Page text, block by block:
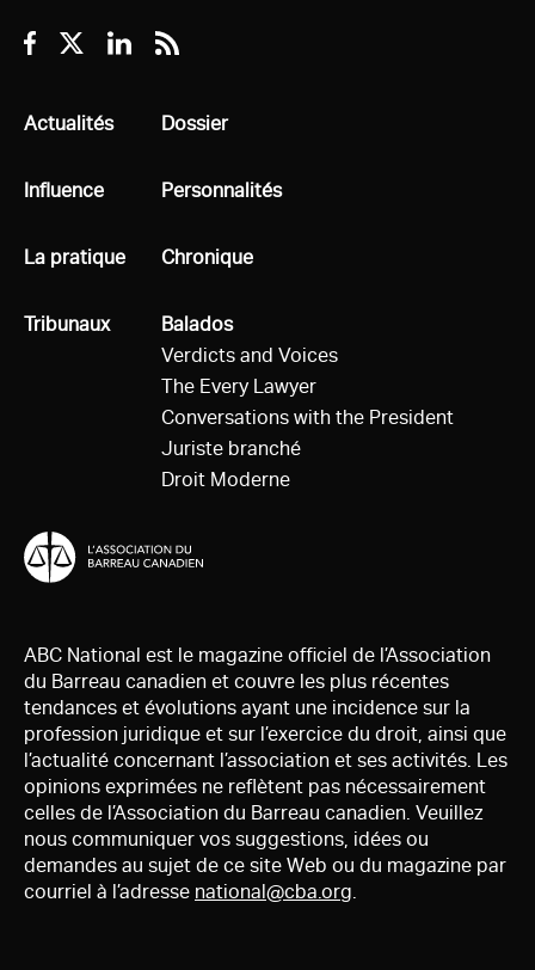
Facebook
TwitterLinkedin
RSS
Tous
Actualités
Tous
Influence
Tous
La pratique
Tous
Tribunaux
Tous
Dossier
Tous
Personnalités
Tous
Chronique
Tous
Balados
Verdicts and Voices
The Every Lawyer
Conversations with the President
Juriste branché
Droit Moderne
ABC National est le magazine officiel de l’Association
du Barreau canadien et couvre les plus récentes
tendances et évolutions ayant une incidence sur la
profession juridique et sur l’exercice du droit, ainsi que
l’actualité concernant l’association et ses activités. Les
opinions exprimées ne reflètent pas nécessairement
celles de l’Association du Barreau canadien. Veuillez
nous communiquer vos suggestions, idées ou
demandes au sujet de ce site Web ou du magazine par
courriel à l’adresse national@cba.org.